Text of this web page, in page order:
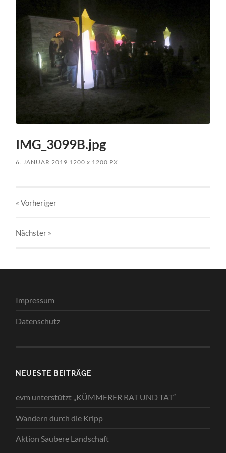
IMG_3099B.jpg
6. JANUAR 2019 1200x 1200 PX
« Vorheriger
Nächster »
Impressum
Datenschutz
NEUESTE BEITRÄGE
evm unterstützt „KÜMMERER RAT UND TAT“
Wandern durch die Kripp
Aktion Saubere Landschaft